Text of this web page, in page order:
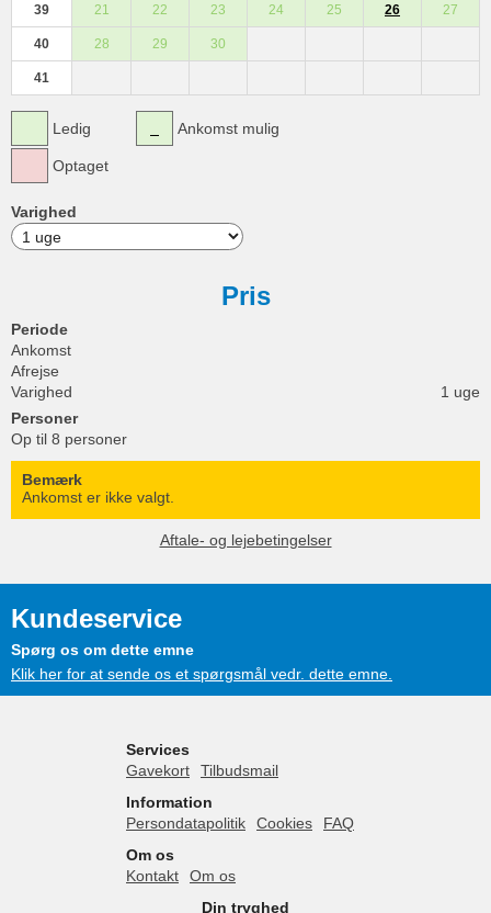
39 21 22 23 24 25 26 27
40 28 29 30
41
Ledig
Optaget
Ankomst mulig
Varighed
Pris
Periode
Ankomst
Afrejse
Varighed
1 uge
Personer
Op til 8 personer
Bemærk
Ankomst er ikke valgt.
Aftale- og lejebetingelser
Kundeservice
Spørg os om dette emne
Klik her for at sende os et spørgsmål vedr. dette emne.
Services
Gavekort
Tilbudsmail
Information
Persondatapolitik
Cookies
FAQ
Om os
Kontakt
Om os
Din tryghed